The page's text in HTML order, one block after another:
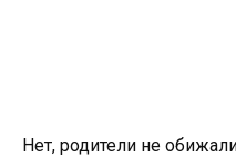
Нет, родители не